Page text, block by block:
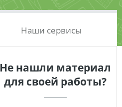
Наши сервисы
Не нашли материал
для своей работы?